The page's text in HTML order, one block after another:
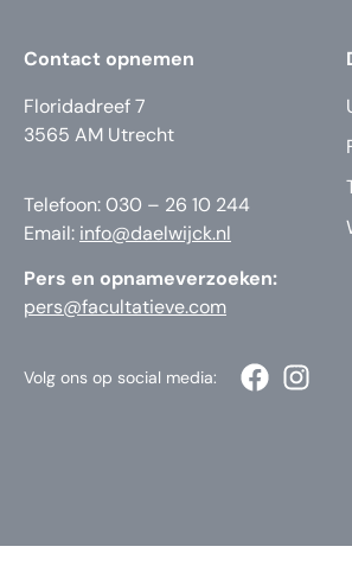
Contact opnemen
Floridadreef 7
3565 AM Utrecht
Telefoon: 030 – 26 10 244
Email: info@daelwijck.nl
Pers en opnameverzoeken:
pers@facultatieve.com
Volg ons op social media: